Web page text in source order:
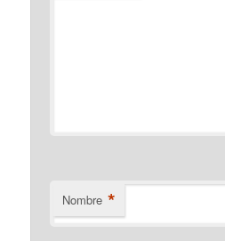
Nombre *